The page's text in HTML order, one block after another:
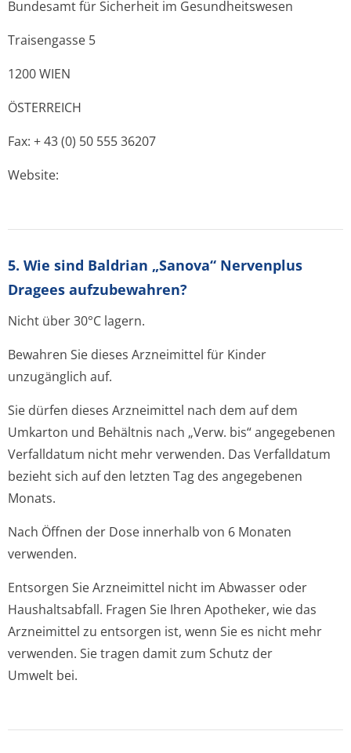
Bundesamt für Sicherheit im Gesundheitswesen
Traisengasse 5
1200 WIEN
ÖSTERREICH
Fax: + 43 (0) 50 555 36207
Website:
5. Wie sind Baldrian „Sanova“ Nervenplus
Dragees aufzubewahren?
Nicht über 30°C lagern.
Bewahren Sie dieses Arzneimittel für Kinder
unzugänglich auf.
Sie dürfen dieses Arzneimittel nach dem auf dem
Umkarton und Behältnis nach „Verw. bis“ angegebenen
Verfalldatum nicht mehr verwenden. Das Verfalldatum
bezieht sich auf den letzten Tag des angegebenen
Monats.
Nach Öffnen der Dose innerhalb von 6 Monaten
verwenden.
Entsorgen Sie Arzneimittel nicht im Abwasser oder
Haushaltsabfall. Fragen Sie Ihren Apotheker, wie das
Arzneimittel zu entsorgen ist, wenn Sie es nicht mehr
verwenden. Sie tragen damit zum Schutz der
Umwelt bei.